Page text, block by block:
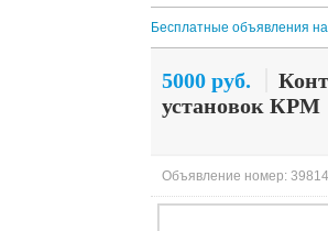
Бесплатные объявления
5000 руб.
установок КРМ
Объявление номер: 39814